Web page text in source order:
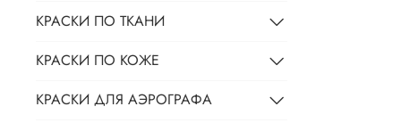
КРАСКИ ПО ТКАНИ
КРАСКИ ПО КОЖЕ
КРАСКИ ДЛЯ АЭРОГРАФА